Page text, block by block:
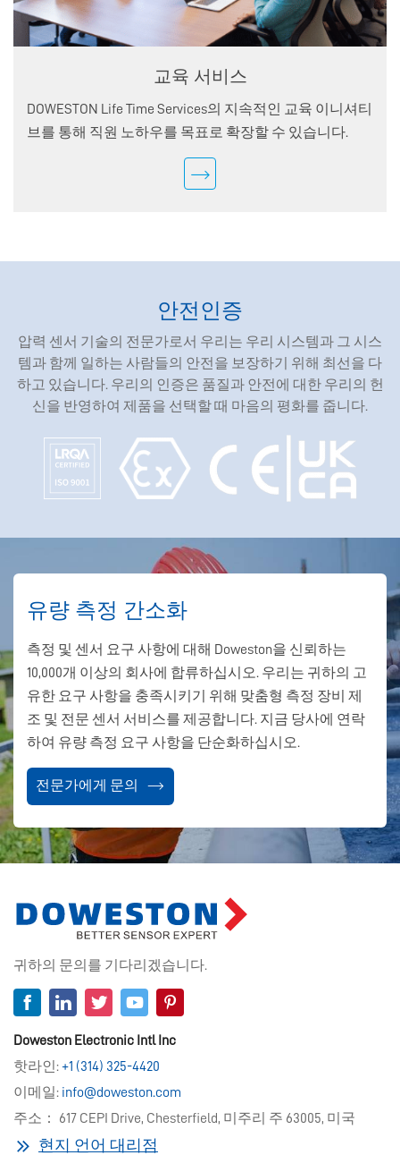
교육 서비스
DOWESTON Life Time Services의 지속적인 교육 이니셔티
브를 통해 직원 노하우를 목표로 확장할 수 있습니다.
안전인증
압력 센서 기술의 전문가로서 우리는 우리 시스템과 그 시스
템과 함께 일하는 사람들의 안전을 보장하기 위해 최선을 다
하고 있습니다. 우리의 인증은 품질과 안전에 대한 우리의 헌
신을 반영하여 제품을 선택할 때 마음의 평화를 줍니다.
유량 측정 간소화
측정 및 센서 요구 사항에 대해 Doweston을 신뢰하는
10,000개 이상의 회사에 합류하십시오. 우리는 귀하의 고
유한 요구 사항을 충족시키기 위해 맞춤형 측정 장비 제
조 및 전문 센서 서비스를 제공합니다. 지금 당사에 연락
하여 유량 측정 요구 사항을 단순화하십시오.
전문가에게 문의
귀하의 문의를 기다리겠습니다.
Doweston Electronic Intl Inc
핫라인:+1 (314) 325-4420
이메일: info@doweston.com
주소： 617 CEPI Drive, Chesterfield, 미주리 주 63005, 미국
현지 언어 대리점